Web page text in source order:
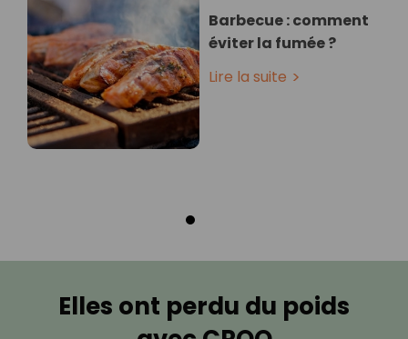
Barbecue : comment
éviter la fumée ?
Lire la suite
Elles ont perdu du poids